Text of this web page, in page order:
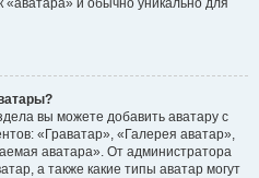
«аватара» и обычно уникально для
вы можете добавить аватару с
«Граватар», «Галерея аватар»,
аватара». От администратора
а также какие типы аватар могут